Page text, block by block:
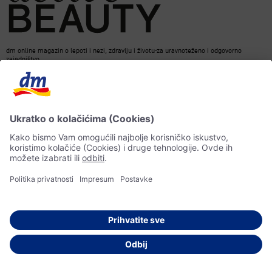
dm online magazin o lepoti i nezi, zdravlju i životu-za uravnoteženo i odgovorno
zajedništvo.
© 2026 dm drogerie markt d.o.o.